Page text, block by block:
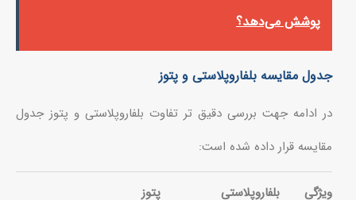
پوشش می‌دهد؟
جدول مقایسه بلفاروپلاستی و پتوز
در ادامه جهت بررسی دقیق تر تفاوت بلفاروپلاستی و پتوز جدول
مقایسه قرار داده شده است:
ویژگی بلفاروپلاستی پتوز